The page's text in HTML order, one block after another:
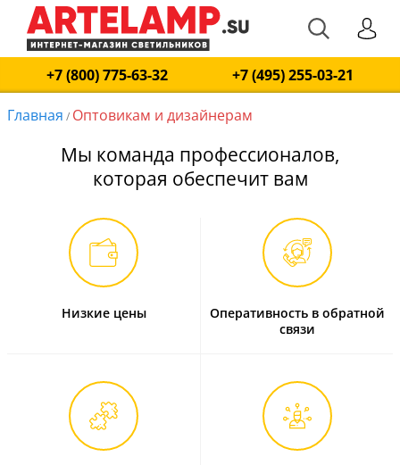
+7 (800) 775-63-32 +7 (495) 255-03-21
Главная / Оптовикам и дизайнерам
Мы команда профессионалов,
которая обеспечит вам
Низкие цены
Оперативность в обратной
связи